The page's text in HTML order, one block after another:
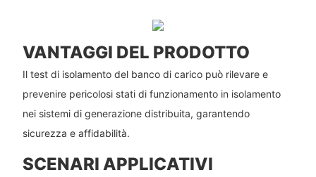
VANTAGGI DEL PRODOTTO
Il test di isolamento del banco di carico può rilevare e
prevenire pericolosi stati di funzionamento in isolamento
nei sistemi di generazione distribuita, garantendo
sicurezza e affidabilità.
SCENARI APPLICATIVI